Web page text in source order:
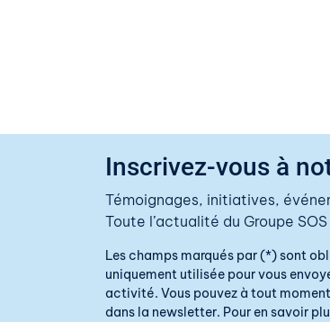
Inscrivez-vous à
Témoignages, initiatives,
Toute l’actualité du Groupe
Les champs marqués par (*) sont
uniquement utilisée pour vous
activité. Vous pouvez à tout
dans la newsletter. Pour en savoir